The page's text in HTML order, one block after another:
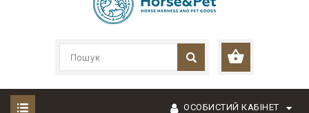
ОСОБИСТИЙ КАБІНЕТ